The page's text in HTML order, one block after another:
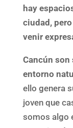
hay
ciudad,
venir
Cancún
entorno
ello genera
joven que
somos algo